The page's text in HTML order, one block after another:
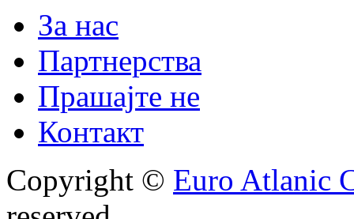
За нас
Партнерства
Прашајте не
Контакт
Copyright © Euro Atlanic